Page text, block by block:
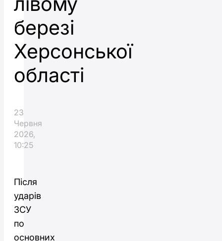
березі
Херсонської
області
23
Червня
2026,
10:25
Після
ударів
ЗСУ
по
основних